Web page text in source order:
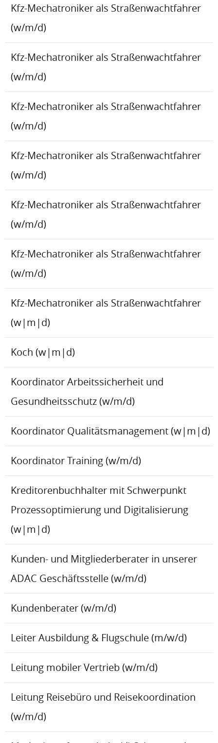
Kfz-Mechatroniker als Straßenwachtfahrer
(w/m/d)
Kfz-Mechatroniker als Straßenwachtfahrer
(w/m/d)
Kfz-Mechatroniker als Straßenwachtfahrer
(w/m/d)
Kfz-Mechatroniker als Straßenwachtfahrer
(w/m/d)
Kfz-Mechatroniker als Straßenwachtfahrer
(w/m/d)
Kfz-Mechatroniker als Straßenwachtfahrer
(w/m/d)
Kfz-Mechatroniker als Straßenwachtfahrer
(w|m|d)
Koch (w|m|d)
Koordinator Arbeitssicherheit und
Gesundheitsschutz (w/m/d)
Koordinator Qualitätsmanagement (w|m|d)
Koordinator Training (w/m/d)
Kreditorenbuchhalter mit Schwerpunkt
Prozessoptimierung und Digitalisierung
(w|m|d)
Kunden- und Mitgliederberater in unserer
ADAC Geschäftsstelle (w/m/d)
Kundenberater (w/m/d)
Leiter Ausbildung & Flugschule (m/w/d)
Leitung mobiler Vertrieb (w/m/d)
Leitung Reisebüro und Reisekoordination
(w/m/d)